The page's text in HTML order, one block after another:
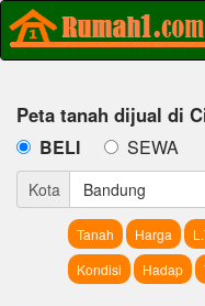
Peta tanah dijual di
BELI SEWA
Kota Bandung
Tanah Harga
Kondisi
Hadap